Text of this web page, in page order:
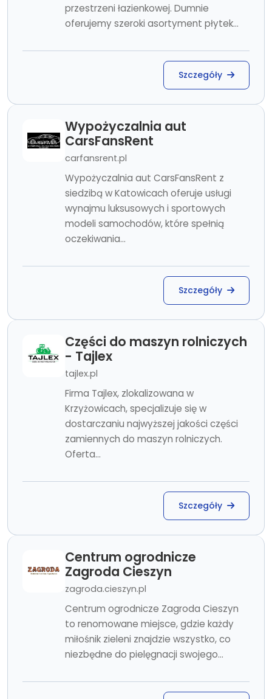
przestrzeni łazienkowej. Dumnie
oferujemy szeroki asortyment płytek...
Szczegóły
Wypożyczalnia aut
CarsFansRent
carfansrent.pl
Wypożyczalnia aut CarsFansRent z
siedzibą w Katowicach oferuje usługi
wynajmu luksusowych i sportowych
modeli samochodów, które spełnią
oczekiwania...
Szczegóły
Części do maszyn rolniczych
- Tajlex
tajlex.pl
Firma Tajlex, zlokalizowana w
Krzyżowicach, specjalizuje się w
dostarczaniu najwyższej jakości części
zamiennych do maszyn rolniczych.
Oferta...
Szczegóły
Centrum ogrodnicze
Zagroda Cieszyn
zagroda.cieszyn.pl
Centrum ogrodnicze Zagroda Cieszyn
to renomowane miejsce, gdzie każdy
miłośnik zieleni znajdzie wszystko, co
niezbędne do pielęgnacji swojego...